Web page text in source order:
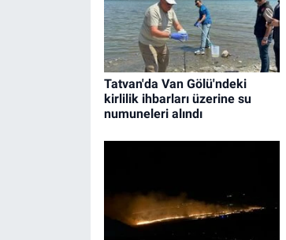
Tatvan'da Van Gölü'ndeki
kirlilik ihbarları üzerine su
numuneleri alındı